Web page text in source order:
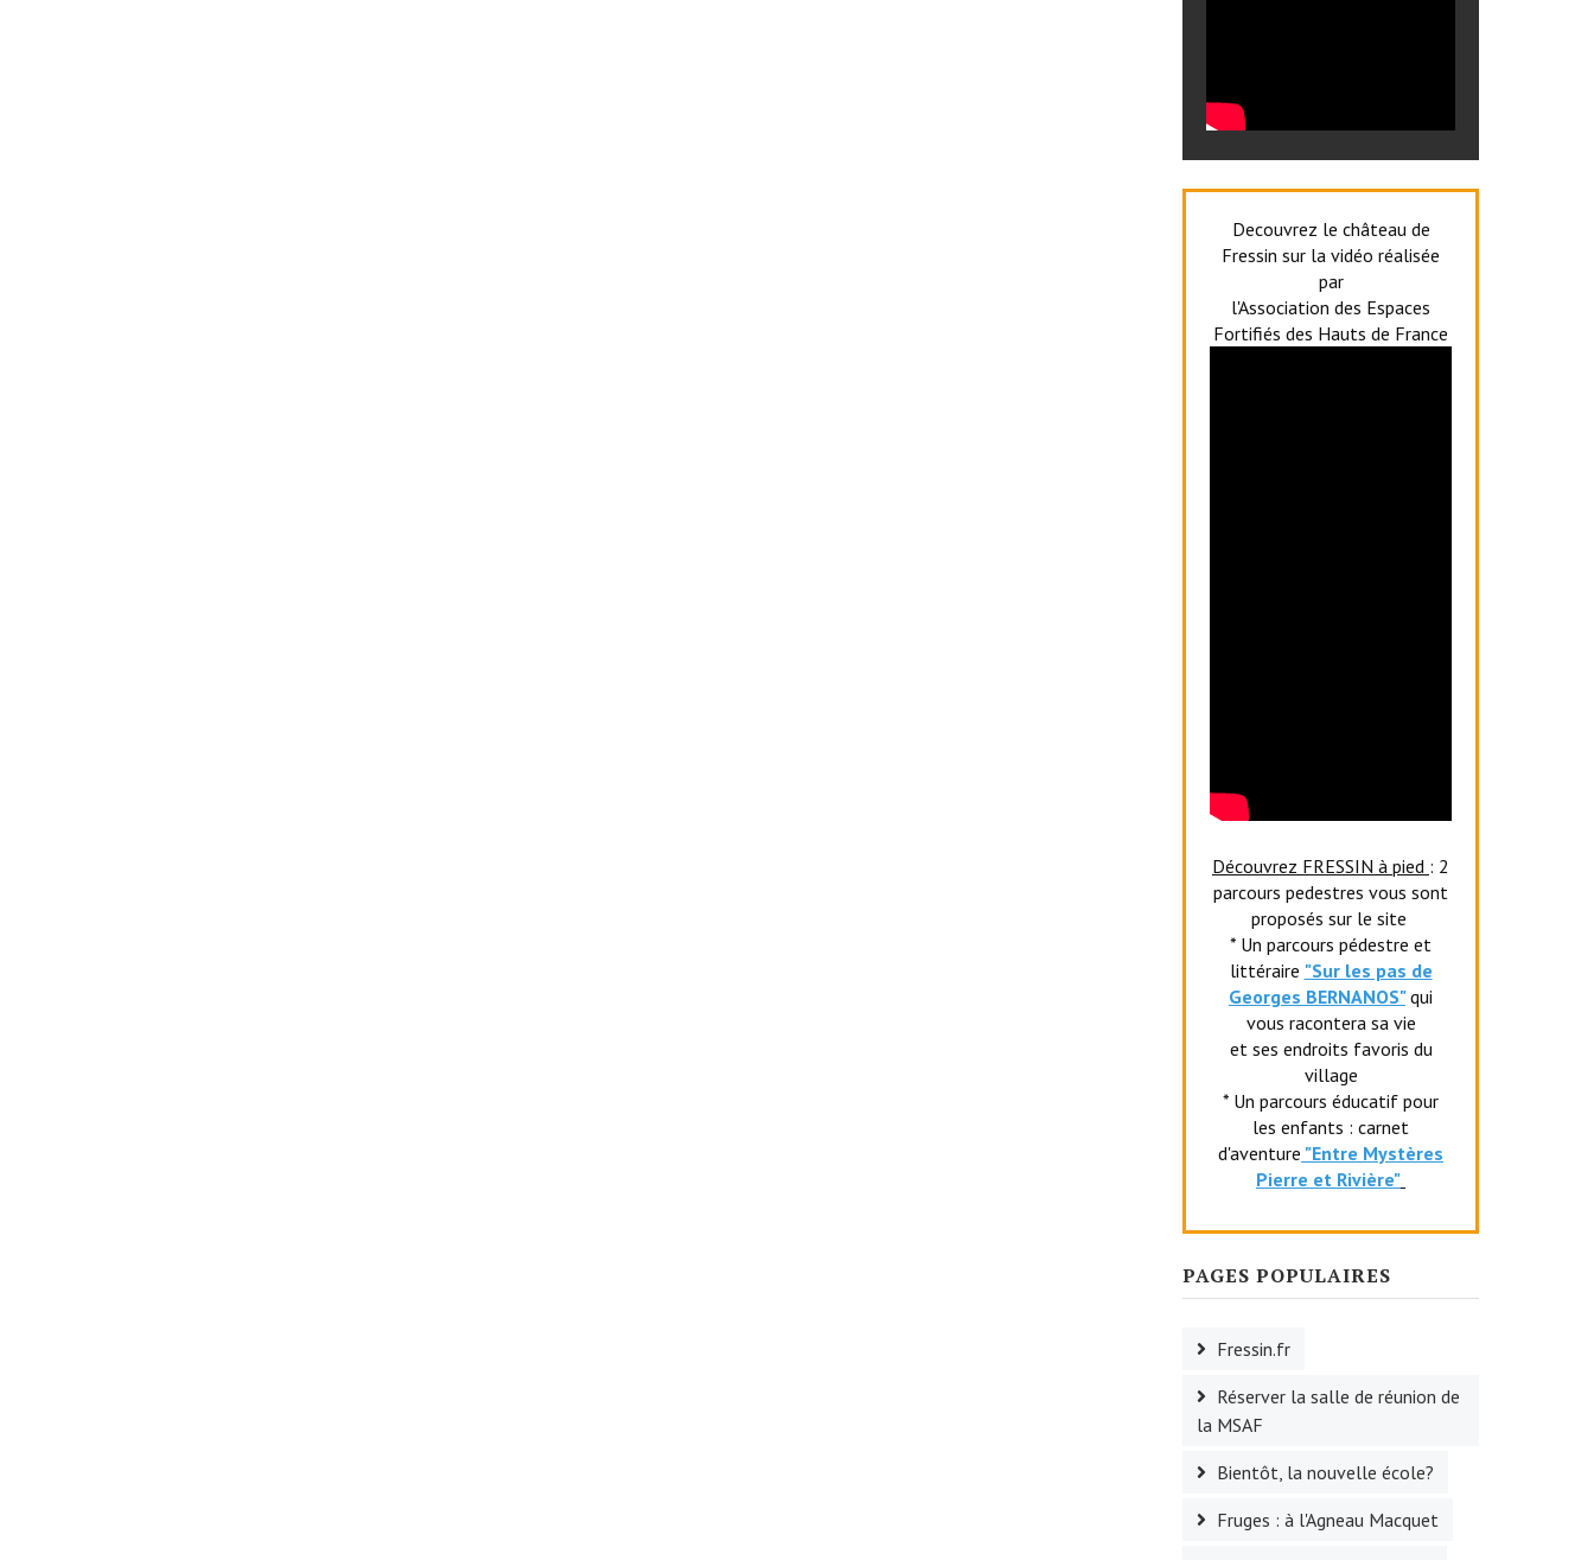
Decouvrez le château de
Fressin sur la vidéo réalisée
par
l'Association des Espaces
Fortifiés des Hauts de France
Découvrez FRESSIN à pied : 2
parcours pedestres vous sont
proposés sur le site
* Un parcours pédestre et
littéraire "Sur les pas de
Georges BERNANOS" qui
vous racontera sa vie
et ses endroits favoris du
village
* Un parcours éducatif pour
les enfants : carnet
d'aventure "Entre Mystères
Pierre et Rivière"
PAGES POPULAIRES
Fressin.fr
Réserver la salle de réunion de
la MSAF
Bientôt, la nouvelle école?
Fruges : à l'Agneau Macquet